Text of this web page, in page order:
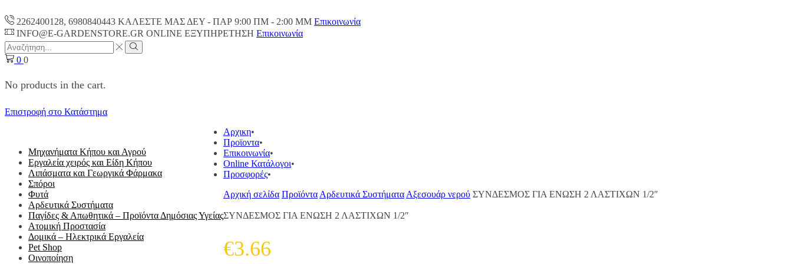
2262400128, 6980840443 ΚΑΛΕΣΤΕ ΜΑΣ ΔΕΥ - ΠΑΡ 9:00 ΠM - 2:00 ΜΜ Επικοινωνία
INFO@E-GARDENSTORE.GR ONLINE ΕΞΥΠΗΡΕΤΗΣH Επικοινωνία
Search
input
Search
0 0
No products in the cart.
Επιστροφή στο Κατάστημα
Μηχανήματα Κήπου και Αγρού
Εργαλεία χειρός και Είδη Κήπου
Λιπάσματα και Γεωργικά Φάρμακα
Σπόροι
Φυτά
Αρδευτικά Συστήματα
Παγίδες & Απωθητικά – Προϊόντα Δημόσιας Υγείας
Ατομική Προστασία
Δομικά – Ηλεκτρικά Εργαλεία
Pet Shop
Οινοποίηση
Αρχικη
Προϊοντα
Επικοινωνία
Online Κατάλογοι
Προσφορές
Αρχική σελίδα ΠροϊόνταΑρδευτικά ΣυστήματαΑξεσουάρ νερού ΣΥΝΔΕΣΜΟΣ ΓΙΑ ΕΝΩΣΗ 2 ΛΑΣΤΙΧΩΝ 1/2″
ΣΥΝΔΕΣΜΟΣ ΓΙΑ ΕΝΩΣΗ 2 ΛΑΣΤΙΧΩΝ 1/2″
€3.66